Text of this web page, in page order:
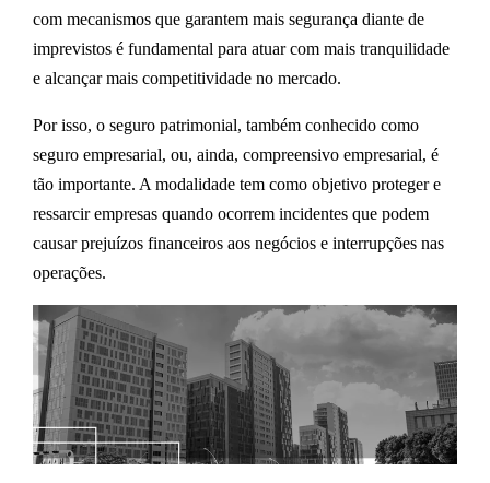
com mecanismos que garantem mais segurança diante de
imprevistos é fundamental para atuar com mais tranquilidade
e alcançar mais competitividade no mercado.
Por isso, o seguro patrimonial, também conhecido como
seguro empresarial, ou, ainda, compreensivo empresarial, é
tão importante. A modalidade tem como objetivo proteger e
ressarcir empresas quando ocorrem incidentes que podem
causar prejuízos financeiros aos negócios e interrupções nas
operações.